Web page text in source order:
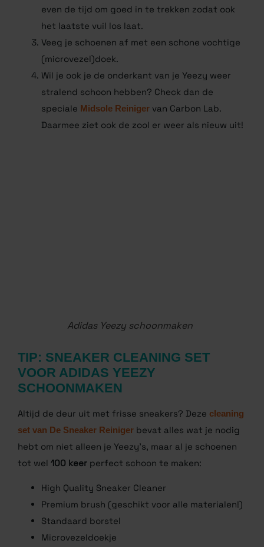
sneakercleaner (of het soda-mengsel) hierna
even de tijd om goed in te trekken zodat ook
het laatste vuil los laat.
Veeg je schoenen af met een schone vochtige
(microvezel)doek.
Wil je ook je de onderkant van je Yeezy weer
stralend schoon hebben? Check dan de
speciale Midsole Reinigervan Carbon Lab.
TIP: SNEAKER CLEANING SET
VOOR ADIDAS YEEZY
Altijd de deur uit met frisse sneakers?
Deze cleaning set van De Sneaker Reinigerbevat
alles wat je nodig hebt om niet alleen je Yeezy’s,
te maken:
High Quality Sneaker Cleaner
Premium brush (geschikt voor alle materialen!)